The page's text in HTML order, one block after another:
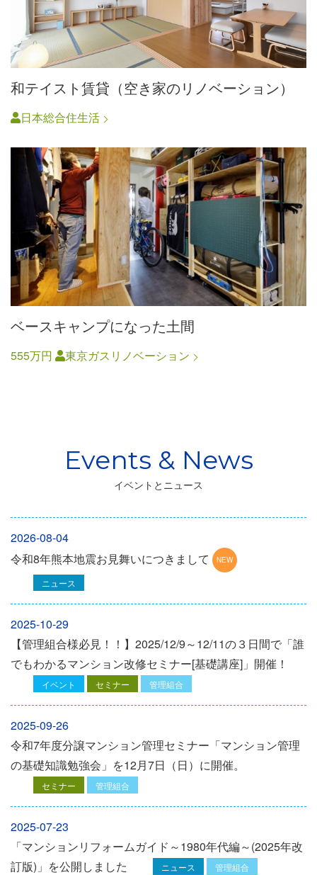
和テイスト賃貸（空き家のリノベーション）
日本総合住生活
ベースキャンプになった土間
555万円 東京ガスリノベーション
イベントとニュース
2026-08-04
令和8年熊本地震お見舞いにつきまして
ニュース
2025-10-29
【管理組合様必見！！】2025/12/9～12/11の３日間で「誰
でもわかるマンション改修セミナー[基礎講座]」開催！
イベント セミナー 管理組合
2025-09-26
令和7年度分譲マンション管理セミナー「マンション管理
の基礎知識勉強会」を12⽉7⽇（⽇）に開催。
セミナー 管理組合
2025-07-23
「マンションリフォームガイド～1980年代編～(2025年改
訂版)」を公開しました
ニュース 管理組合